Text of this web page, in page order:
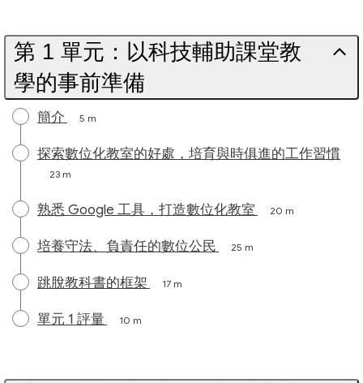
第 1 單元：以科技輔助課堂教
學的事前準備
簡介 5 m
探索數位化教室的好處，培育與時俱進的工作習慣
23 m
熟悉 Google 工具，打造數位化教室 20 m
培養守法、負責任的數位公民 25 m
跳脫教科書的框架 17 m
單元 1 評量 10 m